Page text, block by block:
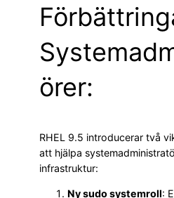
örer:
RHEL 9.5 introducerar två
att hjälpa
infrastruktur:
Ny sudo systemroll: